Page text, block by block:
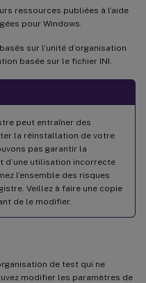
ressources publiées à l’aide
pour Windows.
sur l’unité d’organisation
basée sur le fichier INI.
peut entraîner des
la réinstallation de votre
pas garantir la
utilisation incorrecte
l’ensemble des risques
Veillez à faire une copie
de le modifier.
de test qui ne
modifier les paramètres de